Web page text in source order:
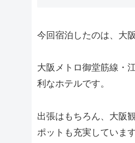
今回宿泊したのは、大
大阪メトロ御堂筋線・
利なホテルです。
出張はもちろん、大阪
ポットも充実しています